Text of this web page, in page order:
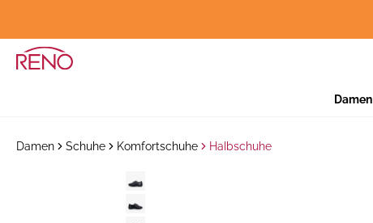
Damen
Damen Schuhe Komfortschuhe Halbschuhe